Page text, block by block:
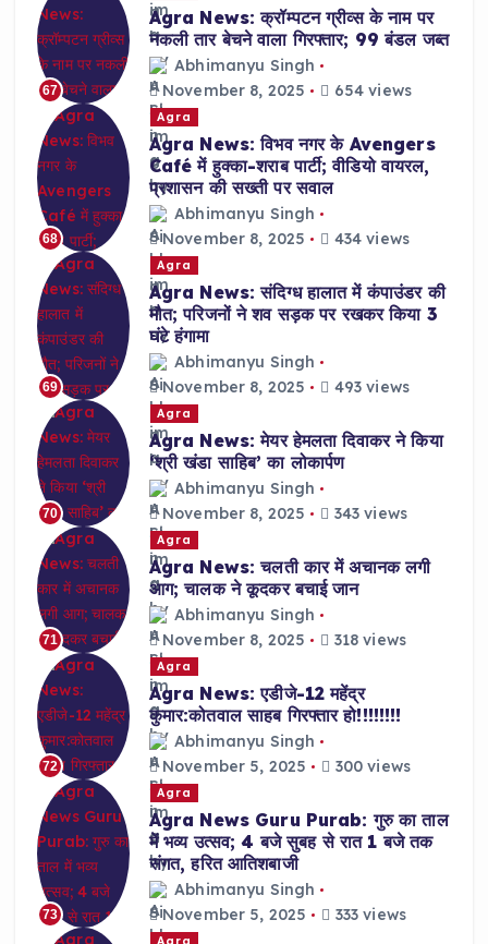
67
Agra News: क्रॉम्पटन ग्रीव्स के नाम पर
नकली तार बेचने वाला गिरफ्तार; 99 बंडल जब्त
Abhimanyu Singh
November 8, 2025
654 views
68
Agra
Agra News: विभव नगर के Avengers
Café में हुक्का-शराब पार्टी; वीडियो वायरल,
प्रशासन की सख्ती पर सवाल
Abhimanyu Singh
November 8, 2025
434 views
69
Agra
Agra News: संदिग्ध हालात में कंपाउंडर की
मौत; परिजनों ने शव सड़क पर रखकर किया 3
घंटे हंगामा
Abhimanyu Singh
November 8, 2025
493 views
70
Agra
Agra News: मेयर हेमलता दिवाकर ने किया
‘श्री खंडा साहिब’ का लोकार्पण
Abhimanyu Singh
November 8, 2025
343 views
71
Agra
Agra News: चलती कार में अचानक लगी
आग; चालक ने कूदकर बचाई जान
Abhimanyu Singh
November 8, 2025
318 views
72
Agra
Agra News: एडीजे-12 महेंद्र
कुमार:कोतवाल साहब गिरफ्तार हो!!!!!!!!
Abhimanyu Singh
November 5, 2025
300 views
73
Agra
Agra News Guru Purab: गुरु का ताल
में भव्य उत्सव; 4 बजे सुबह से रात 1 बजे तक
संगत, हरित आतिशबाजी
Abhimanyu Singh
November 5, 2025
333 views